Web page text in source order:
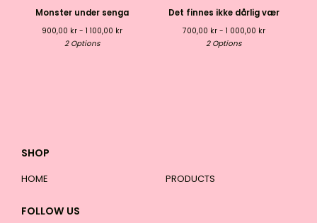
Monster under senga
900,00 kr - 1 100,00 kr
2 Options
Det finnes ikke dårlig vær
700,00 kr- 1 000,00 kr
2 Options
SHOP
HOME PRODUCTS
FOLLOW US